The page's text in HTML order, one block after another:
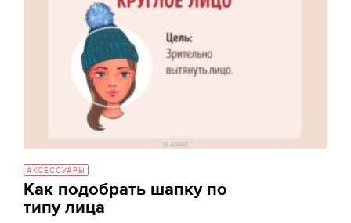
АКСЕССУАРЫ
Как подобрать шапку по
типу лица